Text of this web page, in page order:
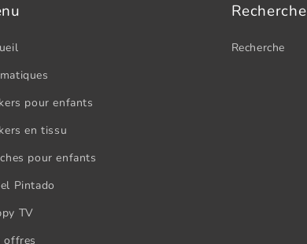
pour enfants
en tissu
pour enfants
Pintado
TV
offres
Recherche
Recherche